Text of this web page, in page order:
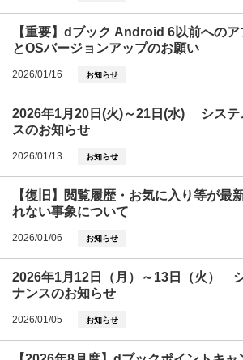
【重要】dブック Android 6以前への
とOSバージョンアップのお願い
2026/01/16 お知らせ
2026年1月20日(火)～21日(水) システ
スのお知らせ
2026/01/13 お知らせ
【復旧】閲覧履歴・お気に入り等が最
れない事象について
2026/01/06 お知らせ
2026年1月12日（月）～13日（火）
ナンスのお知らせ
2026/01/05 お知らせ